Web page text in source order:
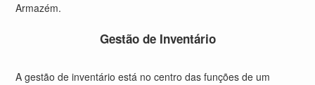
Armazém.
Gestão de Inventário
A gestão de inventário está no centro das funções de um